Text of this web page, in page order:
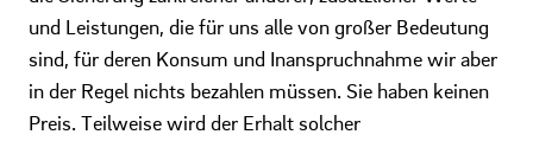
und Leistungen, die für uns alle von großer Bedeutung
sind, für deren Konsum und Inanspruchnahme wir aber
in der Regel nichts bezahlen müssen. Sie haben keinen
Preis. Teilweise wird der Erhalt solcher